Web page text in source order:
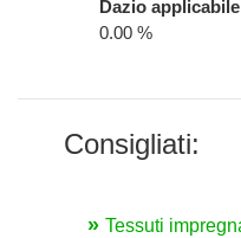
Dazio applicabile
0.00 %
Consigliati:
Tessuti